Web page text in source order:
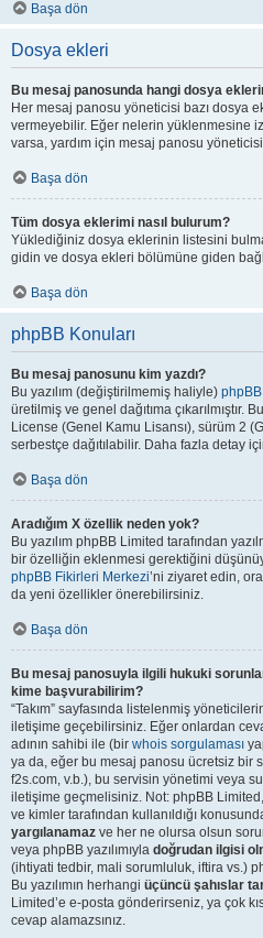
Başa dön
Dosya ekleri
Bu mesaj panosunda hangi dosya
Her mesaj panosu yöneticisi bazı dosya
vermeyebilir. Eğer nelerin yüklenmesine
varsa, yardım için mesaj panosu
Başa dön
Tüm dosya eklerimi nasıl bulurum?
Yüklediğiniz dosya eklerinin listesini
gidin ve dosya ekleri bölümüne giden
Başa dön
phpBB Konuları
Bu mesaj panosunu kim yazdı?
Bu yazılım (değiştirilmemiş haliyle)
üretilmiş ve genel dağıtıma çıkarılmıştır.
License (Genel Kamu Lisansı), sürüm 2
serbestçe dağıtılabilir. Daha fazla detay
Başa dön
Aradığım X özellik neden yok?
Bu yazılım phpBB Limited tarafından
bir özelliğin eklenmesi gerektiğini
phpBB Fikirleri Merkezi’ni ziyaret edin,
da yeni özellikler önerebilirsiniz.
Başa dön
Bu mesaj panosuyla ilgili hukuki
kime başvurabilirim?
“Takım” sayfasında listelenmiş
iletişime geçebilirsiniz. Eğer onlardan
adının sahibi ile (bir whois sorgulaması
ya da, eğer bu mesaj panosu ücretsiz bir
f2s.com, v.b.), bu servisin yönetimi veya
iletişime geçmelisiniz. Not: phpBB
ve kimler tarafından kullanıldığı
yargılanamaz ve her ne olursa olsun
veya phpBB yazılımıyla doğrudan ilgisi
(ihtiyati tedbir, mali sorumluluk, iftira vs.)
Bu yazılımın herhangi üçüncü şahıslar
Limited’e e-posta gönderirseniz, ya çok
cevap alamazsınız.